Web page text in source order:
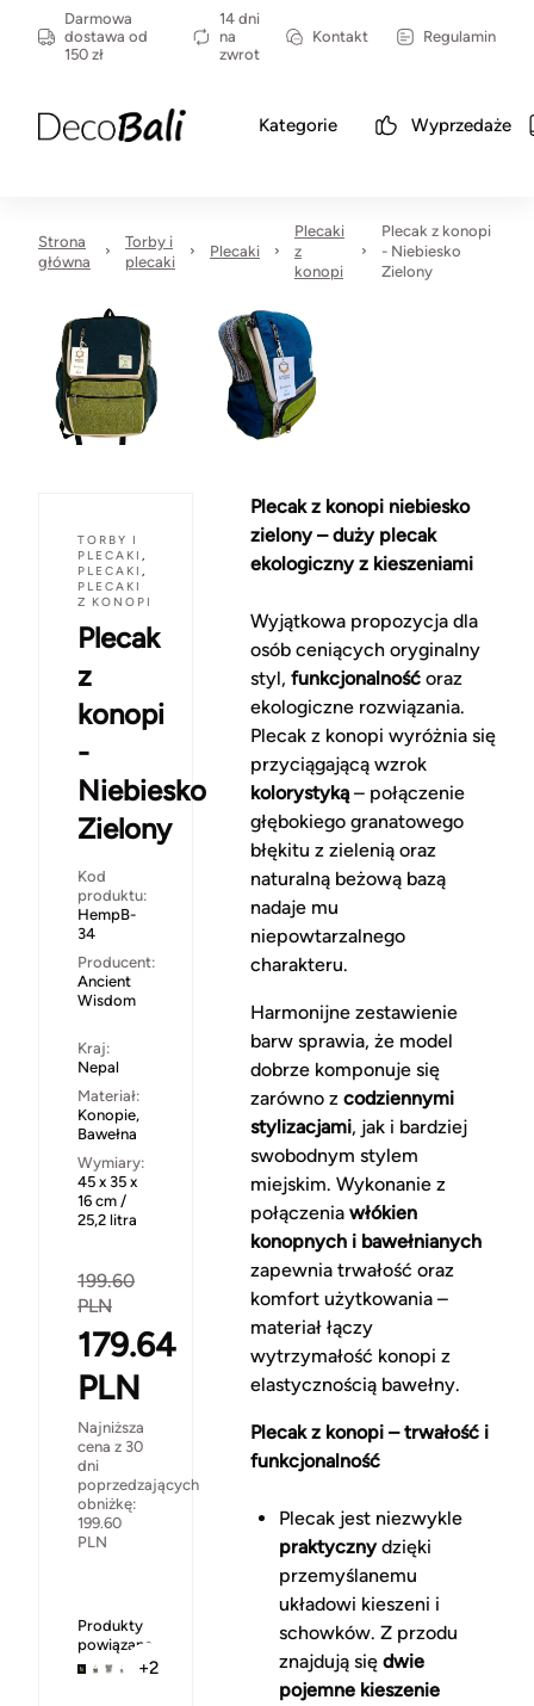
Darmowa
dostawa od
150 zł
14 dni
na
zwrot
Kontakt Regulamin
Kategorie Wyprzedaże
Strona
główna
Torby i
plecaki
Plecaki
Plecaki
z
konopi
Plecak z konopi
- Niebiesko
Zielony
TORBY I
PLECAKI ,
PLECAKI ,
PLECAKI
Z KONOPI
Plecak
z
konopi
-
Niebiesko
Zielony
Kod
produktu:
HempB-
34
Producent:
Ancient
Wisdom
Kraj:
Nepal
Materiał:
Konopie,
Bawełna
Wymiary:
45 x 35 x
16 cm /
25,2 litra
199.60
PLN
179.64
PLN
Najniższa
cena z 30
dni
poprzedzających
obniżkę:
199.60
PLN
Produkty
powiązane
+2
Plecak z konopi niebiesko
zielony – duży plecak
ekologiczny z kieszeniami
Wyjątkowa propozycja dla
osób ceniących oryginalny
styl, funkcjonalnośćoraz
ekologiczne rozwiązania.
Plecak z konopi wyróżnia się
przyciągającą wzrok
kolorystyką– połączenie
głębokiego granatowego
błękitu z zielenią oraz
naturalną beżową bazą
nadaje mu
niepowtarzalnego
charakteru.
Harmonijne zestawienie
barw sprawia, że model
dobrze komponuje się
zarówno z codziennymi
stylizacjami, jak i bardziej
swobodnym stylem
miejskim. Wykonanie z
połączenia włókien
konopnych i bawełnianych
zapewnia trwałość oraz
komfort użytkowania –
materiał łączy
wytrzymałość konopi z
elastycznością bawełny.
Plecak z konopi – trwałość i
funkcjonalność
Plecak jest niezwykle
praktycznydzięki
przemyślanemu
układowi kieszeni i
schowków. Z przodu
znajdują się dwie
pojemne kieszenie